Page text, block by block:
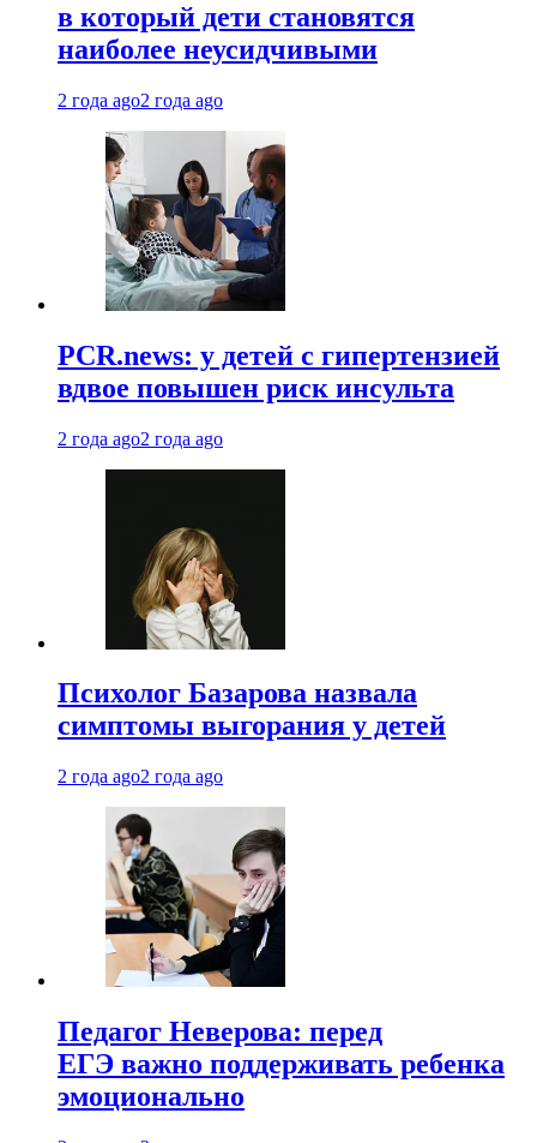
в который дети становятся
наиболее неусидчивыми
2 года ago2 года ago
PCR.news: у детей с гипертензией
вдвое повышен риск инсульта
2 года ago2 года ago
Психолог Базарова назвала
симптомы выгорания у детей
2 года ago2 года ago
Педагог Неверова: перед
ЕГЭ важно поддерживать ребенка
эмоционально